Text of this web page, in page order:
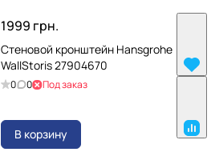
1999 грн.
Стеновой кронштейн Hansgrohe
WallStoris 27904670
0 0 Под заказ
В корзину